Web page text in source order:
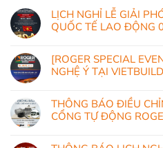
LỊCH NGHỈ LỄ GIẢI
QUỐC TẾ LAO ĐỘNG
[ROGER SPECIAL
NGHỆ Ý TẠI
THÔNG BÁO ĐIỀU
CỔNG TỰ ĐỘNG